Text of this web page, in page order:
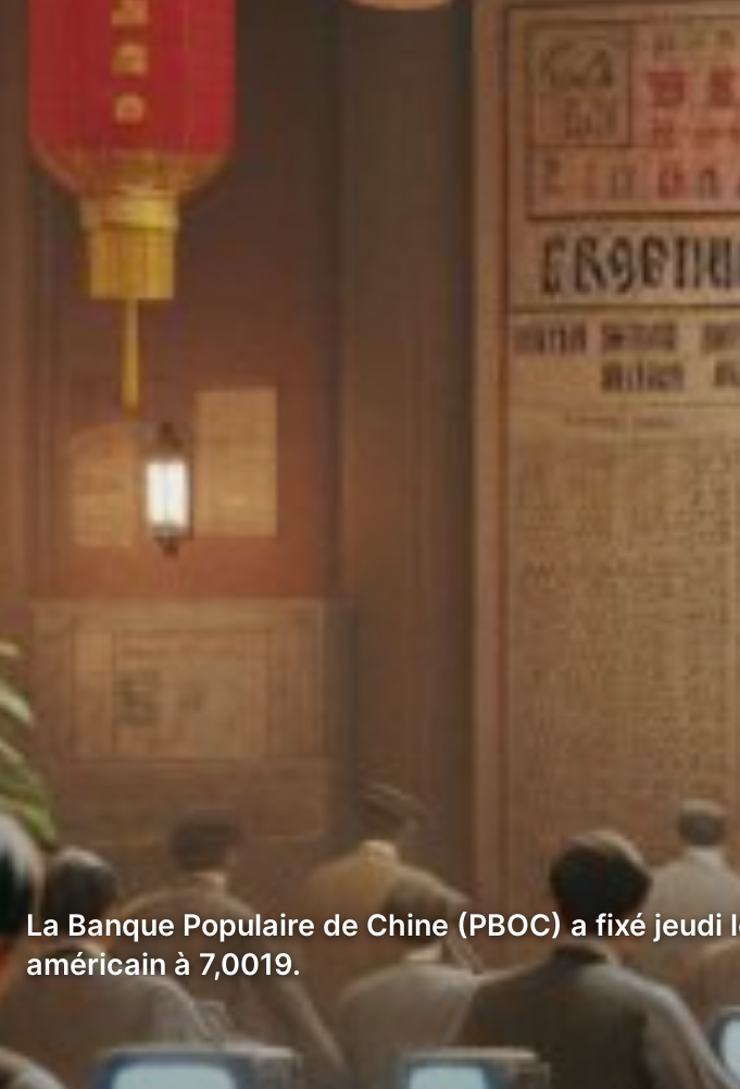
La Banque Populaire de Chine (PBOC) a fixé
américain à 7,0019.